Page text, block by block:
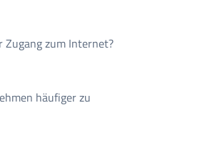
Zugang zum Internet?
häufiger zu